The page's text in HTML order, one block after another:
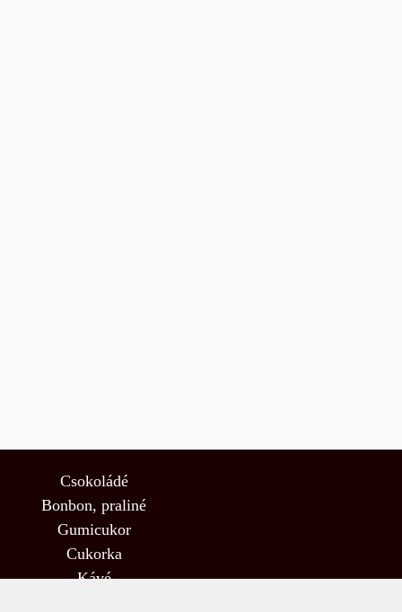
Csokoládé
Bonbon, praliné
Gumicukor
Cukorka
Kávé